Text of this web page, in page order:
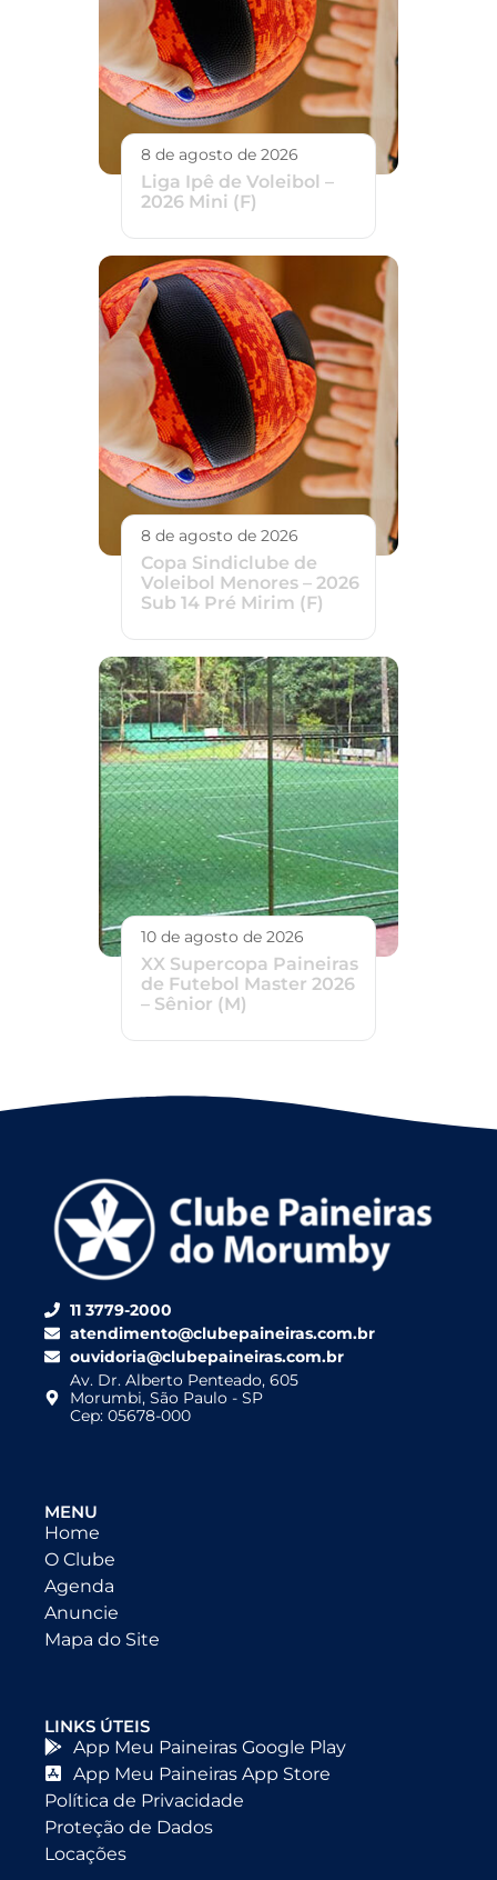
8 de agosto de 2026
Liga Ipê de Voleibol –
2026 Mini (F)
8 de agosto de 2026
Copa Sindiclube de
Voleibol Menores – 2026
Sub 14 Pré Mirim (F)
10 de agosto de 2026
XX Supercopa Paineiras
de Futebol Master 2026
– Sênior (M)
11 3779-2000
atendimento@clubepaineiras.com.br
ouvidoria@clubepaineiras.com.br
Av. Dr. Alberto Penteado, 605
Morumbi, São Paulo - SP
Cep: 05678-000
MENU
Home
O Clube
Agenda
Anuncie
Mapa do Site
LINKS ÚTEIS
App Meu Paineiras Google Play
App Meu Paineiras App Store
Política de Privacidade
Proteção de Dados
Locações